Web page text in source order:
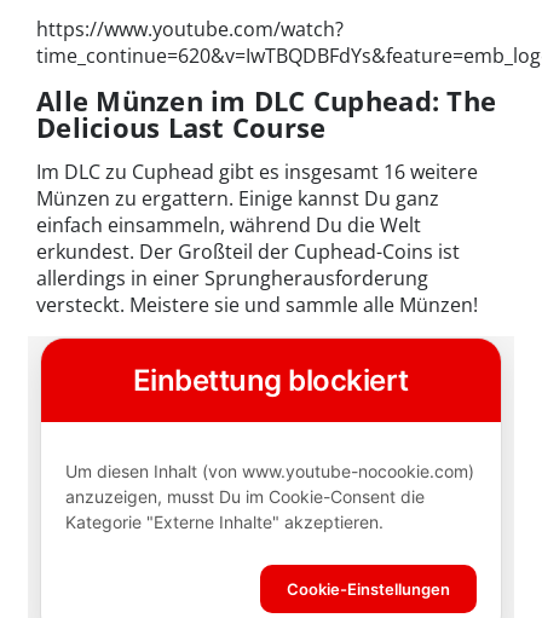
https://www.youtube.com/watch?
Alle Münzen im DLC Cuphead: The
Delicious Last Course
Im DLC zu Cuphead gibt es insgesamt 16 weitere
Münzen zu ergattern. Einige kannst Du ganz
einfach einsammeln, während Du die Welt
erkundest. Der Großteil der Cuphead-Coins ist
allerdings in einer Sprungherausforderung
versteckt. Meistere sie und sammle alle Münzen!